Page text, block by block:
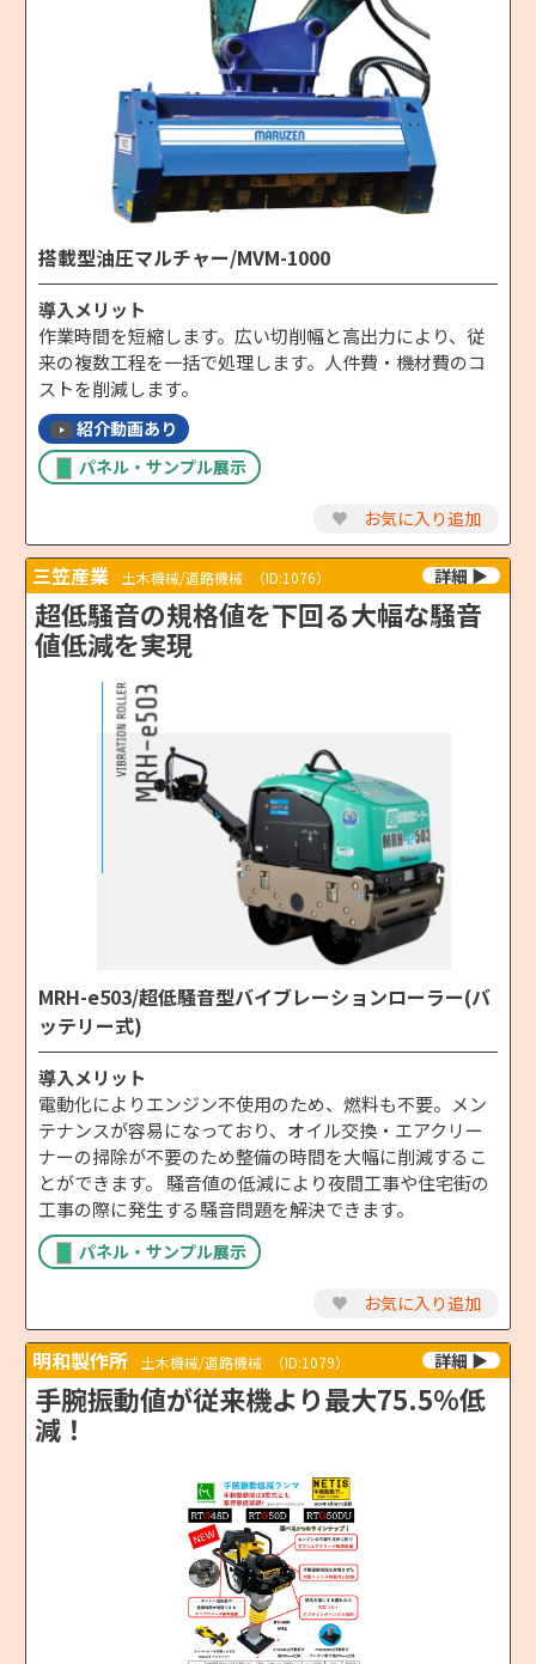
搭載型油圧マルチャー/MVM-1000
導入メリット
作業時間を短縮します。広い切削幅と高出力により、従
来の複数工程を一括で処理します。人件費・機材費のコ
ストを削減します。
紹介動画あり
パネル・サンプル展示
♥ お気に入り追加
三笠産業 土木機械/道路機械 （ID:1076）
超低騒音の規格値を下回る大幅な騒音
値低減を実現
MRH-e503/超低騒音型バイブレーションローラー(バ
ッテリー式)
導入メリット
電動化によりエンジン不使用のため、燃料も不要。メン
テナンスが容易になっており、オイル交換・エアクリー
ナーの掃除が不要のため整備の時間を大幅に削減するこ
とができます。 騒音値の低減により夜間工事や住宅街の
工事の際に発生する騒音問題を解決できます。
パネル・サンプル展示
♥ お気に入り追加
明和製作所 土木機械/道路機械 （ID:1079）
手腕振動値が従来機より最大75.5%低
減！